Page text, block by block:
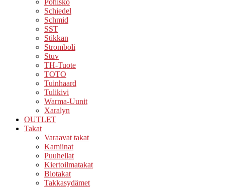
Schiedel
Schmid
SST
Stikkan
Stromboli
Stuv
TH-Tuote
TOTO
Tuinhaard
Tulikivi
Warma-Uunit
Xaralyn
OUTLET
Takat
Varaavat takat
Kamiinat
Puuhellat
Kiertoilmatakat
Biotakat
Takkasydämet